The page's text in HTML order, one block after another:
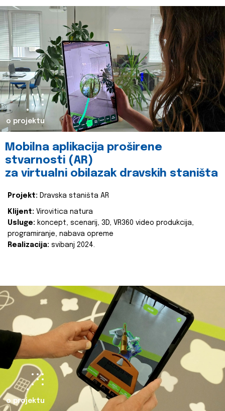
o projektu
Mobilna aplikacija proširene
stvarnosti (AR)
za virtualni obilazak dravskih staništa
Projekt: Dravska staništa AR
Klijent: Virovitica natura
Usluge: koncept, scenarij, 3D, VR360 video produkcija,
programiranje, nabava opreme
Realizacija: svibanj 2024.
o projektu